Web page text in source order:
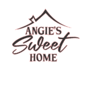
contenu